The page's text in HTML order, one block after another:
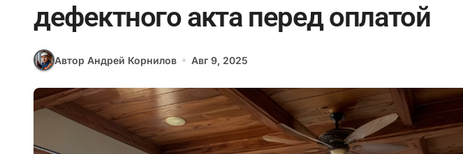
дефектного акта перед оплатой
Автор Андрей Корнилов Авг 9, 2025